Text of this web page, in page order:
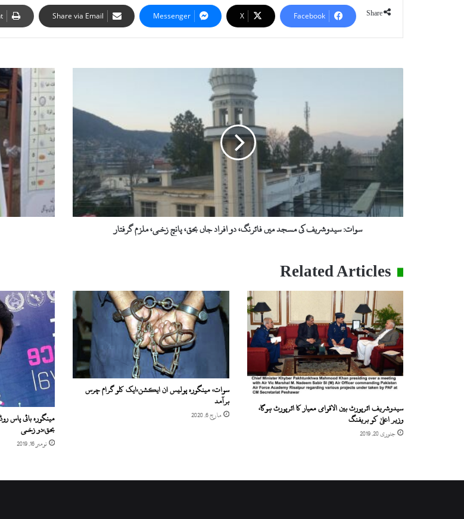
Share
Facebook
X
Messenger
Share via Email
سوات:
میں
فائرنگ،
دو
بحق،
پانچ
زخمی،
ملزم سوات: سیدوشریف کی مسجد میں فائرنگ، دو افراد جاں بحق، پانچ زخمی، ملزم گرفتار
سوات:
منگورہ
بازار
میں
پرائس
مانیٹرنگ
کنٹرول
ڈیسک
قائم
Related Articles
سیدوشریف ائرپورٹ بین الاقوامی معیار کا ائرپورٹ ہوگا،
وزیر اعلیٰ کو بریفنگ
جنوری 20, 2019
سوات، مینگورہ پولیس ان ایکشن،ایک کلو گرام چرس
برآمد
مارچ 6, 2020 مینگورہ بائی پاس
بحق،دو زخمی
نومبر 16, 2019